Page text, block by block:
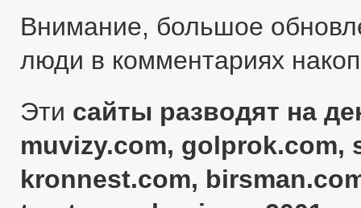
Внимание, большое
люди в комментариях
Эти сайты разводят на
muvizy.com, golprok.com,
kronnest.com,